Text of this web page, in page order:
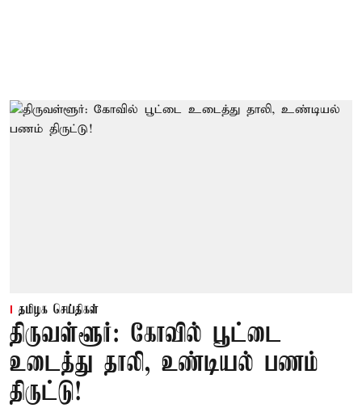
தமிழக செய்திகள்
திருவள்ளூர்: கோவில் பூட்டை
உடைத்து தாலி, உண்டியல் பணம்
திருட்டு!